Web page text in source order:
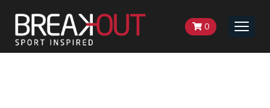
Toggle
0